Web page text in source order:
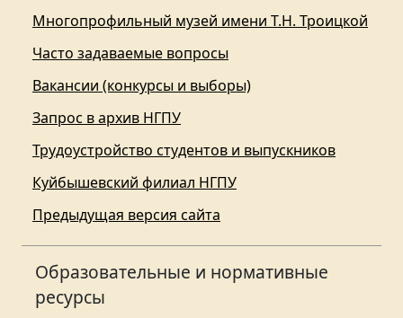
Многопрофильный музей имени Т.Н. Троицкой
Часто задаваемые вопросы
Вакансии (конкурсы и выборы)
Запрос в архив НГПУ
Трудоустройство студентов и выпускников
Куйбышевский филиал НГПУ
Предыдущая версия сайта
Образовательные и нормативные
ресурсы